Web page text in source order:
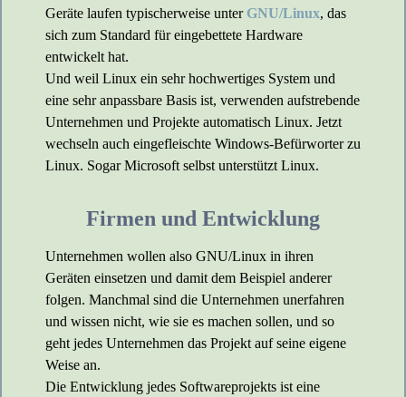
Geräte laufen typischerweise unter GNU/Linux, das
sich zum Standard für eingebettete Hardware
entwickelt hat.
Und weil Linux ein sehr hochwertiges System und
eine sehr anpassbare Basis ist, verwenden aufstrebende
Unternehmen und Projekte automatisch Linux. Jetzt
wechseln auch eingefleischte Windows-Befürworter zu
Linux. Sogar Microsoft selbst unterstützt Linux.
Firmen und Entwicklung
Unternehmen wollen also GNU/Linux in ihren
Geräten einsetzen und damit dem Beispiel anderer
folgen. Manchmal sind die Unternehmen unerfahren
und wissen nicht, wie sie es machen sollen, und so
geht jedes Unternehmen das Projekt auf seine eigene
Weise an.
Die Entwicklung jedes Softwareprojekts ist eine